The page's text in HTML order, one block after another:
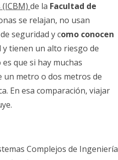
de la Facultad de
se relajan, no usan
seguridad y como conocen
y tienen un alto riesgo de
que si hay muchas
un metro o dos metros de
En esa comparación, viajar
Complejos de Ingeniería